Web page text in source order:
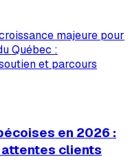
majeure pour
Québec :
et parcours
en 2026 :
clients